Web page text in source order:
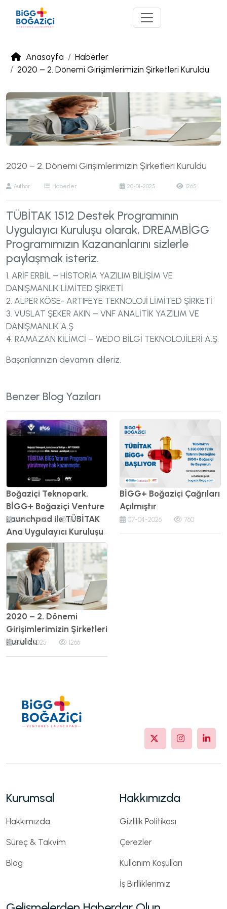
Anasayfa
Haberler
2020 – 2. Dönemi Girişimlerimizin Şirketleri Kuruldu
2020 – 2. Dönemi Girişimlerimizin Şirketleri Kuruldu
Author Haberler 20-01-2025 1265
TÜBİTAK 1512 Destek Programının
Uygulayıcı Kuruluşu olarak, DREAMBİGG
Programımızın Kazananlarını sizlerle
paylaşmak isteriz.
1. ARİF ERBİL – HİSTORİA YAZILIM BİLİŞİM VE
DANIŞMANLIK LİMİTED ŞİRKETİ
2. ALPER KÖSE- ARTIFEYE TEKNOLOJİ LİMİTED ŞİRKETİ
3. VUSLAT ŞEKER AKIN – VNF ANALİTİK YAZILIM VE
DANIŞMANLIK A.Ş
4. RAMAZAN KİLİMCİ – WEDO BİLGİ TEKNOLOJİLERİ A.Ş.
Başarılarınızın devamını dileriz.
Benzer Blog Yazıları
Boğaziçi Teknopark,
BİGG+ Boğaziçi Venture
Launchpad ile TÜBİTAK
Ana Uygulayıcı Kuruluşu
25-03-2026 648
BİGG+ Boğaziçi Çağrıları
Açılmıştır
07-04-2026 760
2020 – 2. Dönemi
Girişimlerimizin Şirketleri
Kuruldu
20-01-2025 1266
Kurumsal
Hakkımızda
Süreç & Takvim
Blog
Hakkımızda
Gizlilik Politikası
Çerezler
Kullanım Koşulları
İş Birlliklerimiz